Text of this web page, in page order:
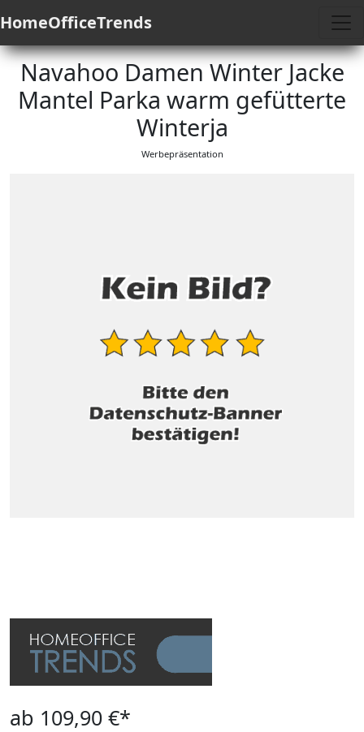
HomeOfficeTrends
Navahoo Damen Winter Jacke
Mantel Parka warm gefütterte
Winterja
Werbepräsentation
ab 109,90 €*